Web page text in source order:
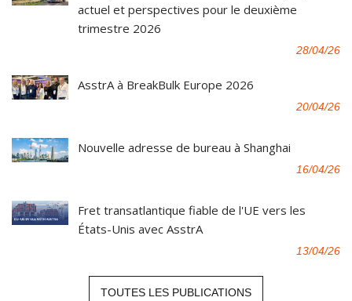
actuel et perspectives pour le deuxième
trimestre 2026
28/04/26
AsstrA à BreakBulk Europe 2026
20/04/26
Nouvelle adresse de bureau à Shanghai
16/04/26
Fret transatlantique fiable de l'UE vers les
États-Unis avec AsstrA
13/04/26
TOUTES LES PUBLICATIONS